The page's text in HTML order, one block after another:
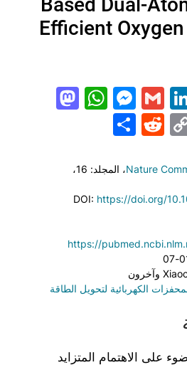
Based Dual-
Efficient
LinkedIn
Gmail
Copy
Reddit
Share
Nature، المجلد: 16
،
DOI: https://doi.org/
https://
الكهربائية لتحويل الطاقة
على الاهتمام المتزايد